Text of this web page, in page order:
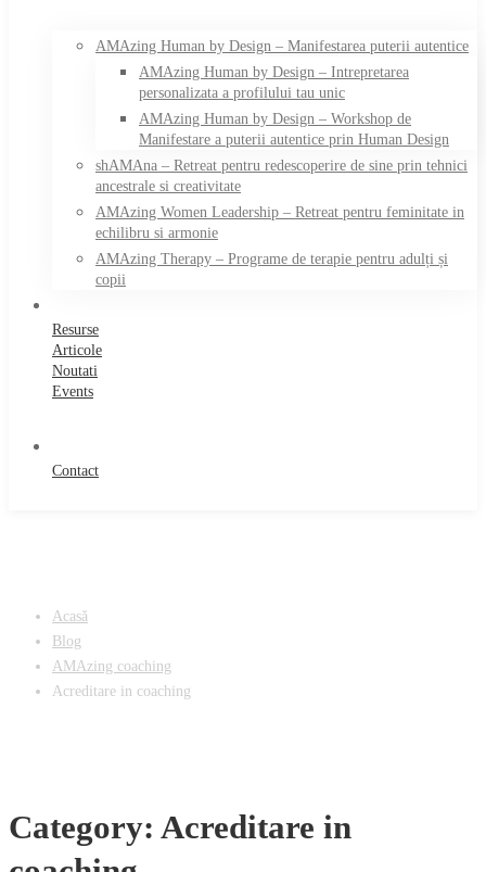
AMAzing Human by Design – Manifestarea puterii autentice
AMAzing Human by Design – Intrepretarea
personalizata a profilului tau unic
AMAzing Human by Design – Workshop de
Manifestare a puterii autentice prin Human Design
shAMAna – Retreat pentru redescoperire de sine prin tehnici
ancestrale si creativitate
AMAzing Women Leadership – Retreat pentru feminitate in
echilibru si armonie
AMAzing Therapy – Programe de terapie pentru adulți și
copii
Resurse
Articole
Noutati
Events
Contact
Acasă
Blog
AMAzing coaching
Acreditare in coaching
Category: Acreditare in